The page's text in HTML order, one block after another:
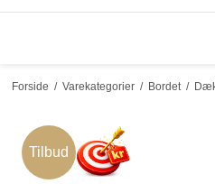
Forside / Varekategorier / Bordet /
Tilbud